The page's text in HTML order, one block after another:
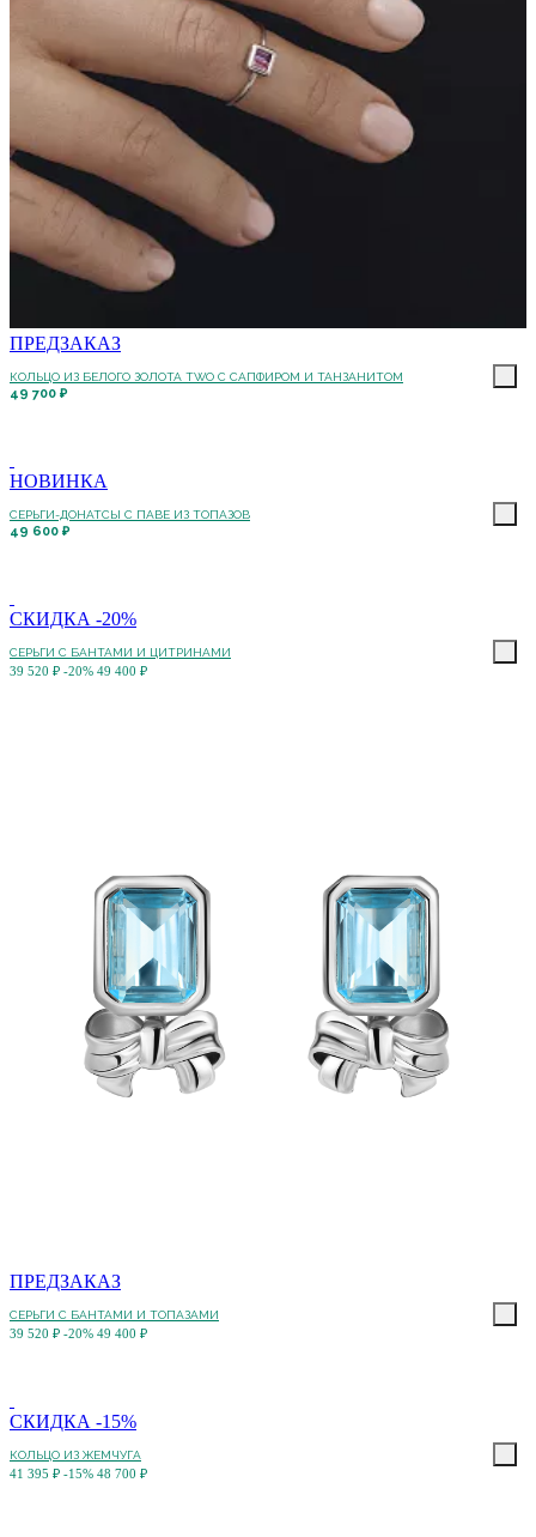
ПРЕДЗАКАЗ
КОЛЬЦО ИЗ БЕЛОГО ЗОЛОТА TWO С САПФИРОМ И ТАНЗАНИТОМ
49 700 ₽
НОВИНКА
СЕРЬГИ-ДОНАТСЫ С ПАВЕ ИЗ ТОПАЗОВ
49 600 ₽
СКИДКА -20%
СЕРЬГИ С БАНТАМИ И ЦИТРИНАМИ
39 520 ₽ -20% 49 400 ₽
ПРЕДЗАКАЗ
СЕРЬГИ С БАНТАМИ И ТОПАЗАМИ
39 520 ₽ -20% 49 400 ₽
СКИДКА -15%
КОЛЬЦО ИЗ ЖЕМЧУГА
41 395 ₽ -15% 48 700 ₽